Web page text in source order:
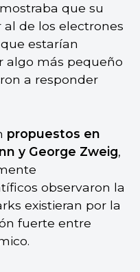
que su
de los electrones
estarían
algo más pequeño
a responder
propuestos en
y George Zweig,
observaron la
existieran por la
fuerte entre